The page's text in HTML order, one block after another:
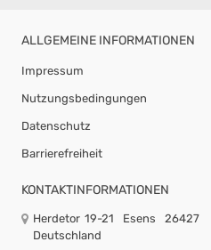
ALLGEMEINE INFORMATIONEN
Impressum
Nutzungsbedingungen
Datenschutz
Barrierefreiheit
KONTAKTINFORMATIONEN
Herdetor 19-21 Esens
26427
Deutschland